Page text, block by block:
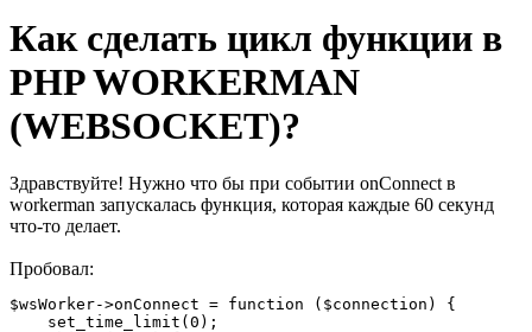
Как сделать цикл функции в
PHP WORKERMAN
(WEBSOCKET)?
Здравствуйте! Нужно что бы при событии onConnect в
workerman запускалась функция, которая каждые 60 секунд
что-то делает.
Пробовал:
$wsWorker->onConnect = function ($connection) {
    set_time_limit(0);